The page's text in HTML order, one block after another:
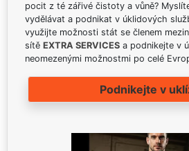
pocit z té zářivé čistoty a vůně?
vydělávat a podnikat v úklidových
využijte možnosti stát se členem
sítě EXTRA SERVICES a podnikejte v
neomezenými možnostmi po celé
Podnikejte v